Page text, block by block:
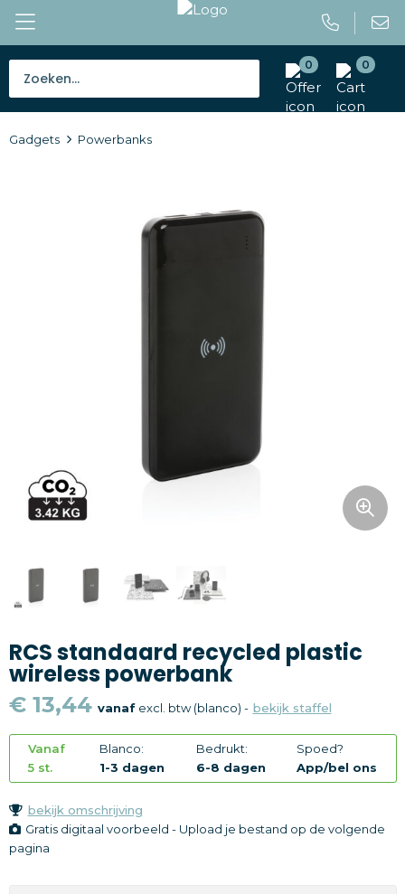
0 0
Tassen
Home en living
Health en wellness
Kantoorartikelen
Gadgets
Textiel
Merken
Gadgets Powerbanks
RCS standaard recycled plastic
wireless powerbank
€ 13,44 vanafexcl. btw (blanco) - bekijk staffel
Vanaf
5 st.
Blanco:
1-3 dagen
Bedrukt:
6-8 dagen
Spoed?
App/bel ons
bekijk omschrijving
Gratis digitaal voorbeeld - Upload je bestand op de volgende
pagina